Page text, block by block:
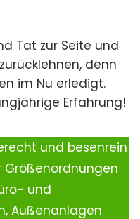
Tat zur Seite und
denn
im Nu erledigt.
Erfahrung!
und besenrein
Größenordnungen
und
Außenanlagen